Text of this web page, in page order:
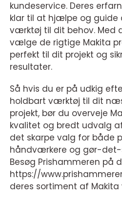
kundeservice. Deres
klar til at hjælpe og
værktøj til dit behov. Med
vælge de rigtige Makita
perfekt til dit projekt og
resultater.
Så hvis du er på udkig
holdbart værktøj til dit
projekt, bør du overveje
kvalitet og bredt udvalg
det skarpe valg for både
håndværkere og gør-det-
Besøg Prishammeren på
https://
deres sortiment af